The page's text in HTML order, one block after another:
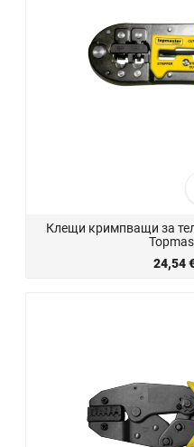
Клещи кримпващи за
24,54